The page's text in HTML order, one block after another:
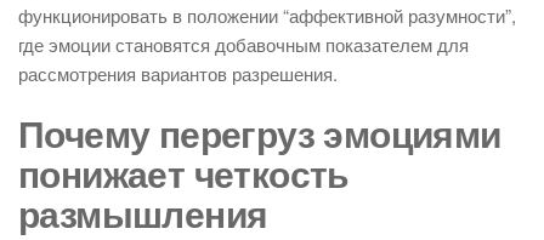
функционировать в положении “аффективной разумности”,
где эмоции становятся добавочным показателем для
рассмотрения вариантов разрешения.
Почему перегруз эмоциями
понижает четкость
размышления